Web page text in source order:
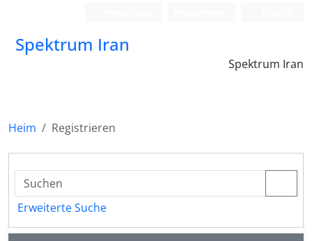
Spektrum Iran
Spektrum Iran
Heim Registrieren
Erweiterte Suche